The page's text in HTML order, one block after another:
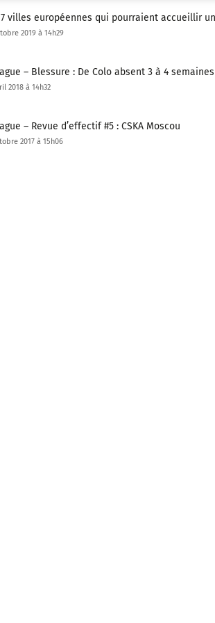
7 villes européennes qui pourraient accueillir
2019 à 14h29
– Blessure : De Colo absent 3 à 4 semaines
2018 à 14h32
– Revue d’effectif #5 : CSKA Moscou
2017 à 15h06